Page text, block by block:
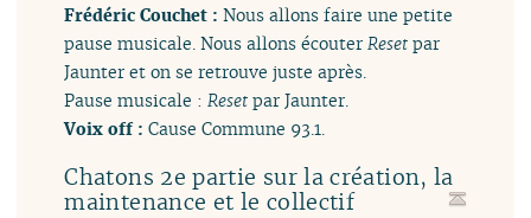
Frédéric Couchet :Nous allons faire une petite
pause musicale. Nous allons écouterReset par
Jaunter et on se retrouve juste après.
Pause musicale :Reset par Jaunter.
Voix off :Cause Commune 93.1.
Chatons 2e partie sur la création, la
maintenance et le collectif